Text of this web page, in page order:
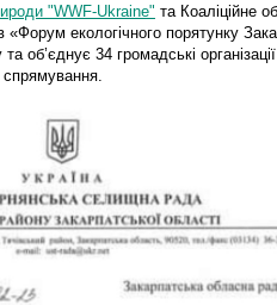
"WWF-Ukraine" та Коаліційне
«Форум екологічного порятунку
об’єднує 34 громадські
спрямування.